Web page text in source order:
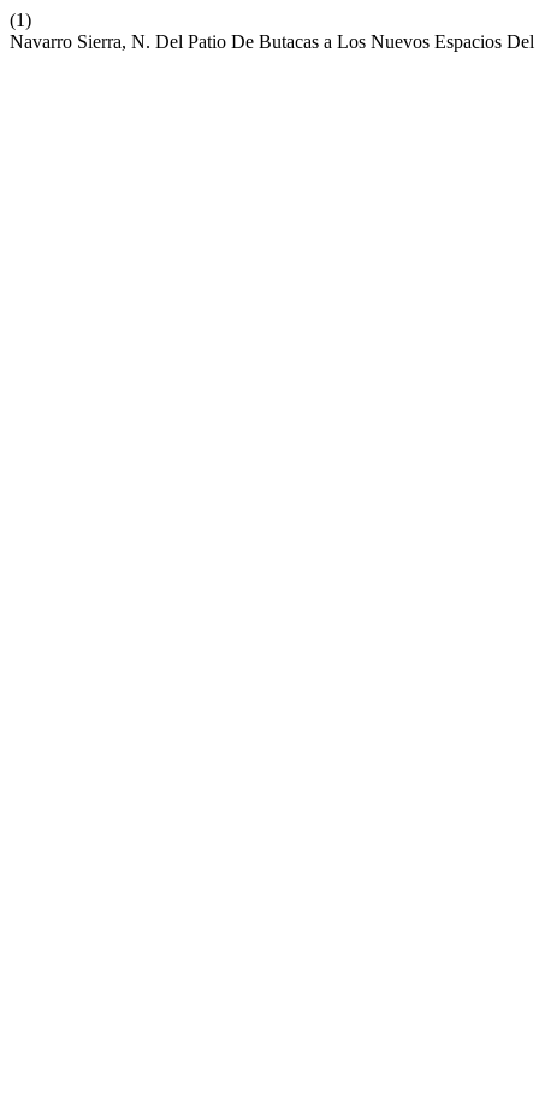
(1)
Navarro Sierra, N. Del Patio De Butacas a Los Nuevos Espacios